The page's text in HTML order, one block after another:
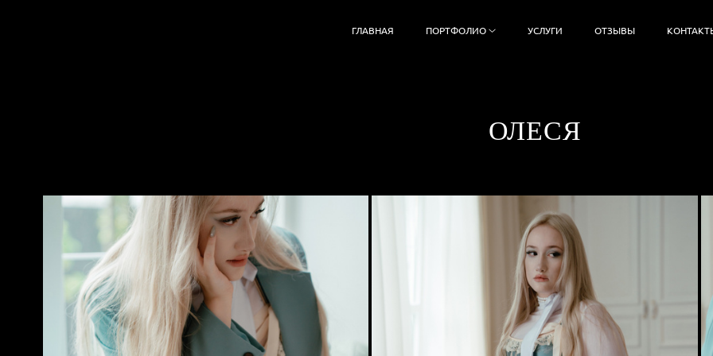
ГЛАВНАЯ ПОРТФОЛИО УСЛУГИ ОТЗЫВЫ
ОЛЕСЯ